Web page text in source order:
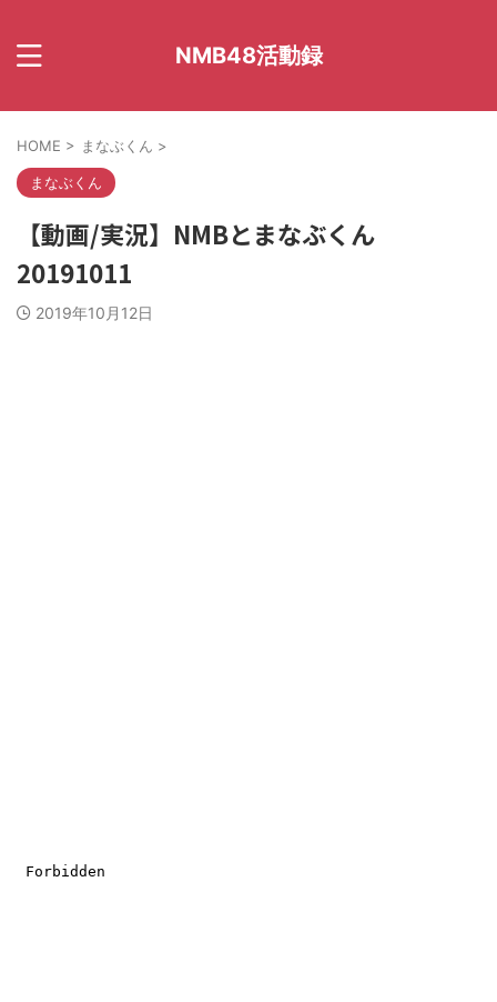
NMB48活動録
HOME > まなぶくん >
まなぶくん
【動画/実況】NMBとまなぶくん
20191011
2019年10月12日